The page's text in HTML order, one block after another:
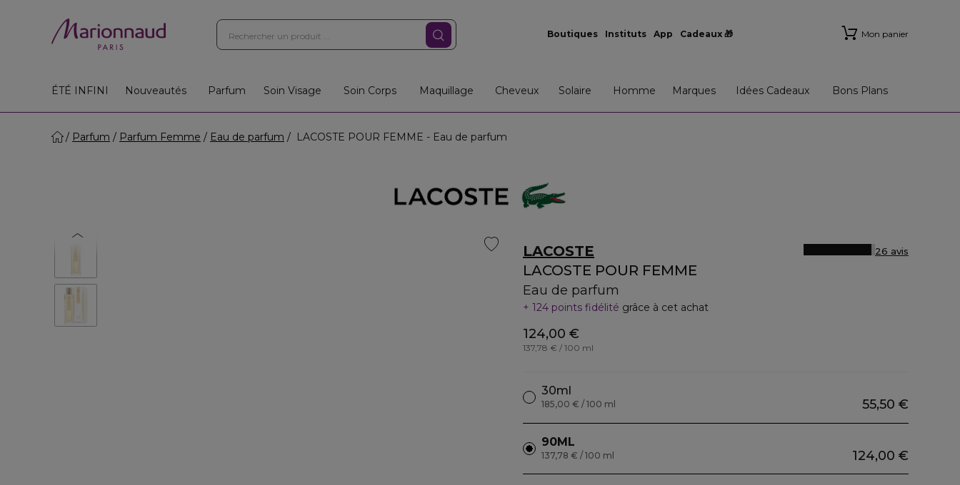
Boutiques Instituts App Cadeaux 🎁 Mon panier
ÉTÉ INFINI Nouveautés Parfum Soin Visage Soin Corps Maquillage Cheveux Solaire Homme Marques Idées Cadeaux Bons Plans
Parfum Parfum Femme Eau de parfum LACOSTE POUR FEMME - Eau de parfum
LACOSTE
LACOSTE POUR FEMME
Eau de parfum
26 avis
124 points fidélité grâce à cet achat
124,00 €
137,78 € / 100 ml
30ml
55,50 €
185,00 € / 100 ml
90ML
124,00 €
137,78 € / 100 ml